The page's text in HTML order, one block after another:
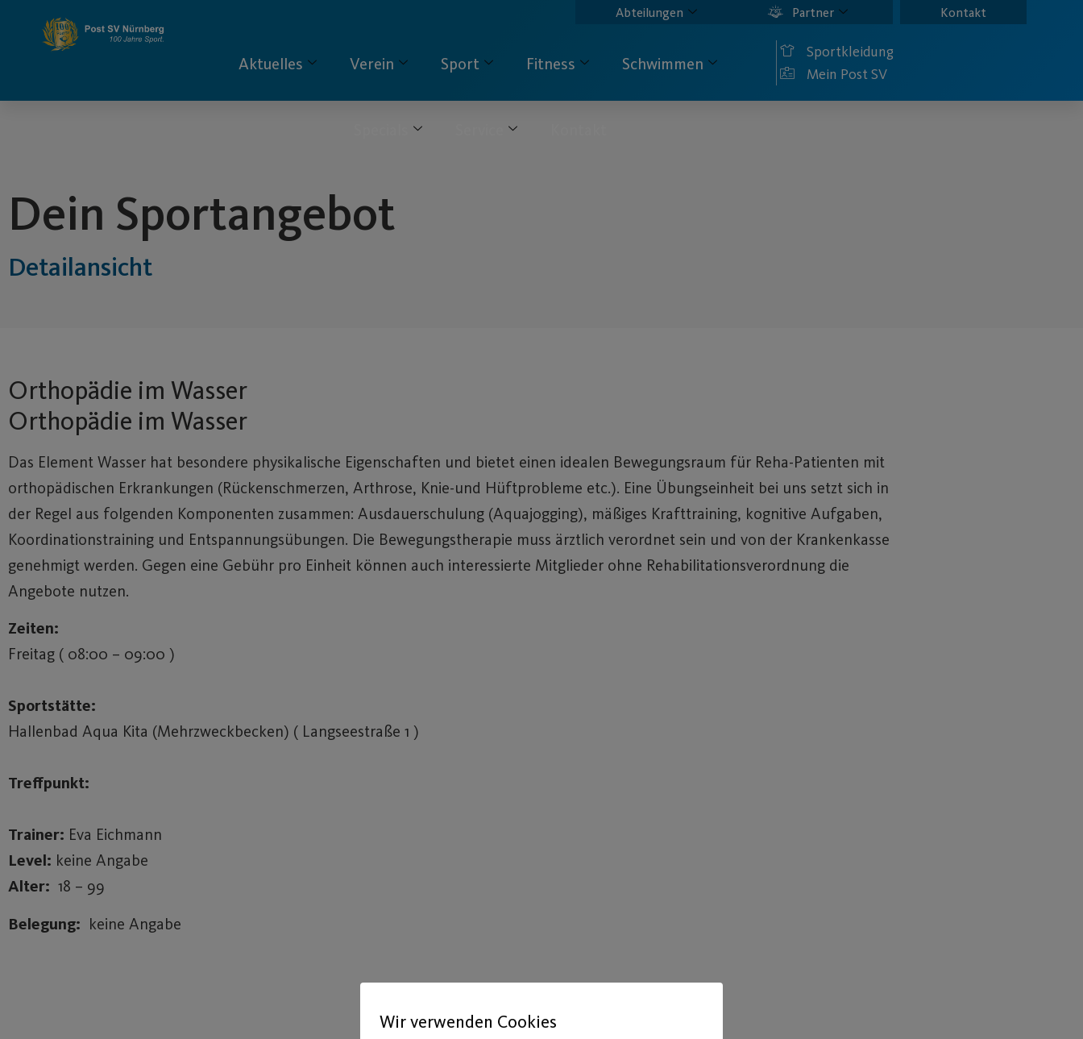
springen
Abteilungen Partner Kontakt
Aktuelles Verein Sport Fitness Schwimmen
Sportkleidung
Mein Post SV
Dein Sportangebot
Detailansicht
Orthopädie im Wasser
Orthopädie im Wasser
Das Element Wasser hat besondere physikalische Eigenschaften und bietet einen idealen Bewegungsraum für Reha-Patienten mit
orthopädischen Erkrankungen (Rückenschmerzen, Arthrose, Knie-und Hüftprobleme etc.). Eine Übungseinheit bei uns setzt sich in
der Regel aus folgenden Komponenten zusammen: Ausdauerschulung (Aquajogging), mäßiges Krafttraining, kognitive Aufgaben,
Koordinationstraining und Entspannungsübungen. Die Bewegungstherapie muss ärztlich verordnet sein und von der Krankenkasse
genehmigt werden. Gegen eine Gebühr pro Einheit können auch interessierte Mitglieder ohne Rehabilitationsverordnung die
Angebote nutzen.
Zeiten:
Freitag ( 08:00 – 09:00 )
Sportstätte:
Hallenbad Aqua Kita (Mehrzweckbecken) ( Langseestraße 1 )
Treffpunkt:
Trainer: Eva Eichmann
Level: keine Angabe
Alter: 18 – 99
Belegung: keine Angabe
Wir verwenden Cookies